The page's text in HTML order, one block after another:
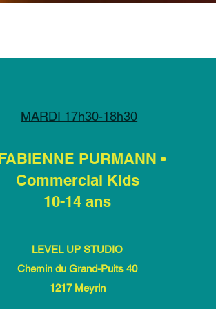
MARDI 17h30-18h30
PURMANN •
Commercial Kids
10-14 ans
LEVEL UP STUDIO
Chemin du Grand-Puits 40
1217 Meyrin